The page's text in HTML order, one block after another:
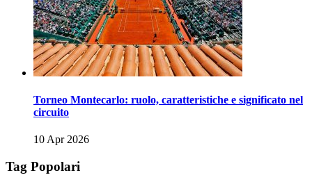
Torneo Montecarlo: ruolo, caratteristiche e significato nel
circuito
10 Apr 2026
Tag Popolari